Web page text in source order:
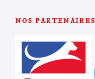
NOS PARTENAIRES